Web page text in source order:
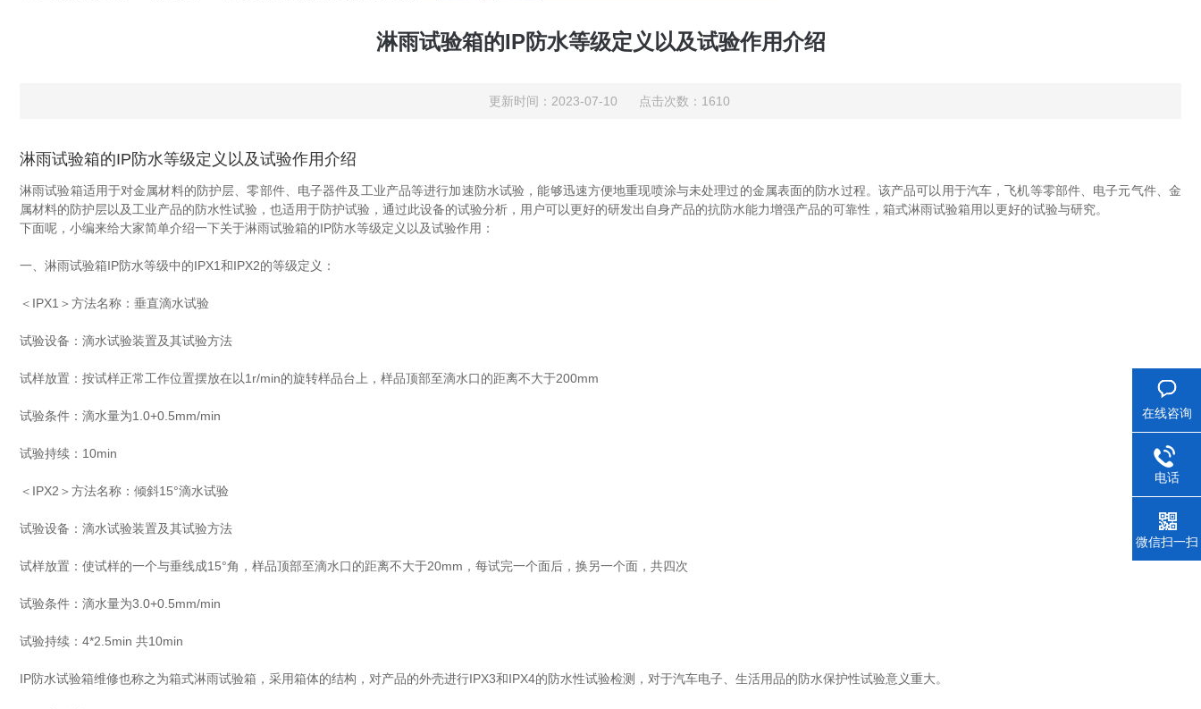
淋雨试验箱的IP防水等级定义以及试验作用介绍
更新时间：2023-07-10 点击次数：1610
淋雨试验箱的IP防水等级定义以及试验作用介绍
淋雨试验箱适用于对金属材料的防护层、零部件、电子器件及工业产品等进行加速防水试验，能够迅速方便地重现喷涂与未处理过的金属表面的防水过程。该产品可以用于汽车，飞机等零部件、电子元气件、金
属材料的防护层以及工业产品的防水性试验，也适用于防护试验，通过此设备的试验分析，用户可以更好的研发出自身产品的抗防水能力增强产品的可靠性，箱式淋雨试验箱用以更好的试验与研究。
下面呢，小编来给大家简单介绍一下关于淋雨试验箱的IP防水等级定义以及试验作用：
一、淋雨试验箱IP防水等级中的IPX1和IPX2的等级定义：
＜IPX1＞方法名称：垂直滴水试验
试验设备：滴水试验装置及其试验方法
试样放置：按试样正常工作位置摆放在以1r/min的旋转样品台上，样品顶部至滴水口的距离不大于200mm
试验条件：滴水量为1.0+0.5mm/min
试验持续：10min
＜IPX2＞方法名称：倾斜15°滴水试验
试验设备：滴水试验装置及其试验方法
试样放置：使试样的一个与垂线成15°角，样品顶部至滴水口的距离不大于20mm，每试完一个面后，换另一个面，共四次
试验条件：滴水量为3.0+0.5mm/min
试验持续：4*2.5min 共10min
IP防水试验箱维修也称之为箱式淋雨试验箱，采用箱体的结构，对产品的外壳进行IPX3和IPX4的防水性试验检测，对于汽车电子、生活用品的防水保护性试验意义重大。
在线咨询
电话
微信扫一扫